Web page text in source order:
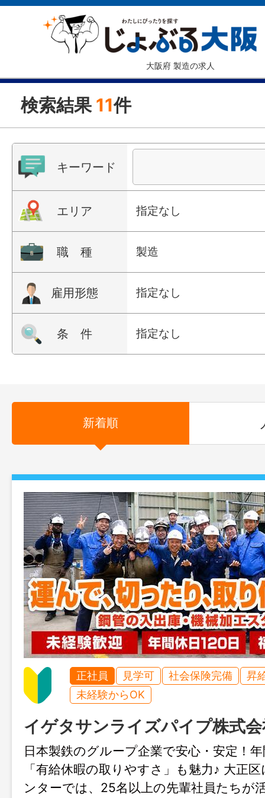
大阪府 製造の求人
検索結果 11件
キーワード
エリア 指定なし
職 種 製造
雇用形態 指定なし
条 件 指定なし
新着順
正社員 見学可 社会保険完備
昇
未経験からOK
イゲタサンライズパイプ株式
日本製鉄のグループ企業で安心・安定！
「有給休暇の取りやすさ」も魅力♪ 大正
ンターでは、25名以上の先輩社員たちが